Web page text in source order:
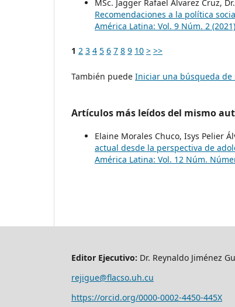
MSc. Jagger Rafael Álvarez Cruz,
Recomendaciones a la política
América Latina: Vol. 9 Núm. 2
1 2 3 4 5 6 7 8 9 10 > >>
También puede Iniciar una búsqueda de
Artículos más leídos del mismo
Elaine Morales Chuco, Isys Pelier
actual desde la perspectiva de
América Latina: Vol. 12 Núm.
Editor Ejecutivo: Dr. Reynaldo Jiménez
rejigue@flacso.uh.cu
https://orcid.org/0000-0002-4450-445X